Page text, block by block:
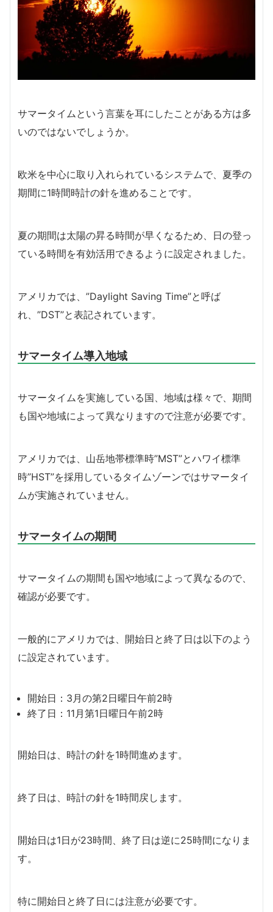
サマータイムという言葉を耳にしたことがある方は多
いのではないでしょうか。
欧米を中心に取り入れられているシステムで、夏季の
期間に1時間時計の針を進めることです。
夏の期間は太陽の昇る時間が早くなるため、日の登っ
ている時間を有効活用できるように設定されました。
アメリカでは、”Daylight Saving Time”と呼ば
れ、”DST”と表記されています。
サマータイム導入地域
サマータイムを実施している国、地域は様々で、期間
も国や地域によって異なりますので注意が必要です。
アメリカでは、山岳地帯標準時”MST”とハワイ標準
時”HST”を採用しているタイムゾーンではサマータイ
ムが実施されていません。
サマータイムの期間
サマータイムの期間も国や地域によって異なるので、
確認が必要です。
一般的にアメリカでは、開始日と終了日は以下のよう
に設定されています。
開始日：3月の第2日曜日午前2時
終了日：11月第1日曜日午前2時
開始日は、時計の針を1時間進めます。
終了日は、時計の針を1時間戻します。
開始日は1日が23時間、終了日は逆に25時間になりま
す。
特に開始日と終了日には注意が必要です。